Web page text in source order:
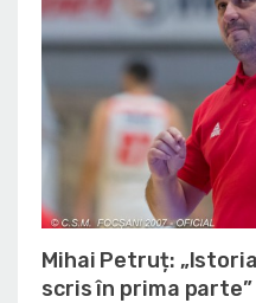
Mihai Petruț:
scris în prima parte”